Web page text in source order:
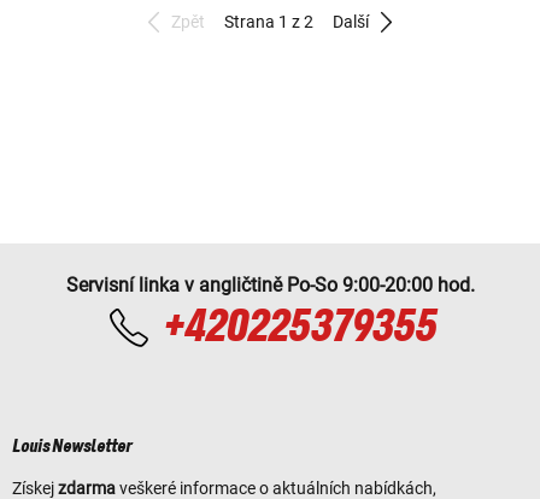
Zpět Strana 1 z 2 Další
Servisní linka v angličtině Po-So 9:00-20:00 hod.
+420225379355
Louis Newsletter
Získejzdarmaveškeré informace o aktuálních nabídkách,